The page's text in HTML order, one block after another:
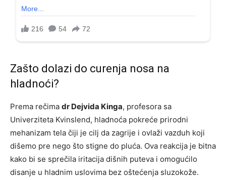
Zašto dolazi do curenja nosa na
hladnoći?
Prema rečima dr Dejvida Kinga, profesora sa
Univerziteta Kvinslend, hladnoća pokreće prirodni
mehanizam tela čiji je cilj da zagrije i ovlaži vazduh koji
dišemo pre nego što stigne do pluća. Ova reakcija je bitna
kako bi se sprečila iritacija dišnih puteva i omogućilo
disanje u hladnim uslovima bez oštećenja sluzokože.